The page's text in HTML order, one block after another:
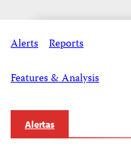
Alerts Reports
Features & Analysis
Alertas